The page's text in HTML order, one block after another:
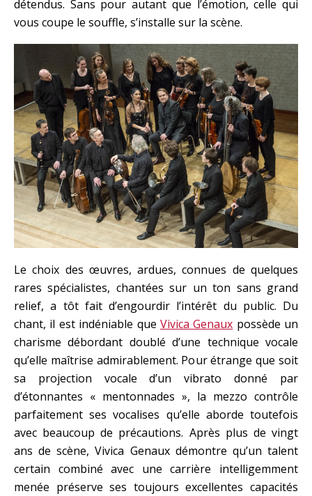
détendus. Sans pour autant que l’émotion, celle qui
vous coupe le souffle, s’installe sur la scène.
Le choix des œuvres, ardues, connues de quelques
rares spécialistes, chantées sur un ton sans grand
relief, a tôt fait d’engourdir l’intérêt du public. Du
chant, il est indéniable que Vivica Genaux possède un
charisme débordant doublé d’une technique vocale
qu’elle maîtrise admirablement. Pour étrange que soit
sa projection vocale d’un vibrato donné par
d’étonnantes « mentonnades », la mezzo contrôle
parfaitement ses vocalises qu’elle aborde toutefois
avec beaucoup de précautions. Après plus de vingt
ans de scène, Vivica Genaux démontre qu’un talent
certain combiné avec une carrière intelligemment
menée préserve ses toujours excellentes capacités